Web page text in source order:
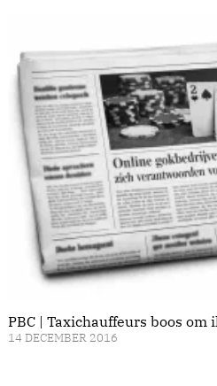
PBC | Taxichauffeurs boos om
14 DECEMBER 2016